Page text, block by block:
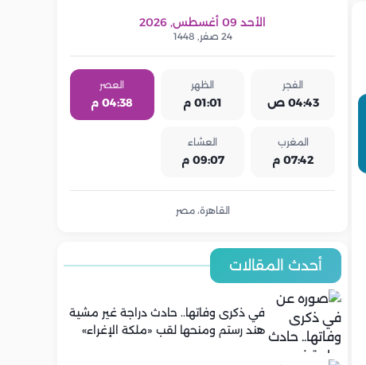
الأحد 09 أغسطس, 2026
24 صفر, 1448
الفجر
04:43 ص
الظهر
01:01 م
العصر
04:38 م
المغرب
07:42 م
العشاء
09:07 م
القاهرة، مصر
أحدث المقالات
في ذكرى وفاتها.. حادث دراجة غير مشية
هند رستم ومنحها لقب «ملكة الإغراء»